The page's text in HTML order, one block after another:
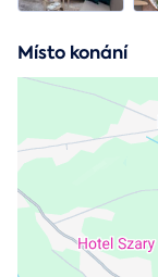
Místo konání